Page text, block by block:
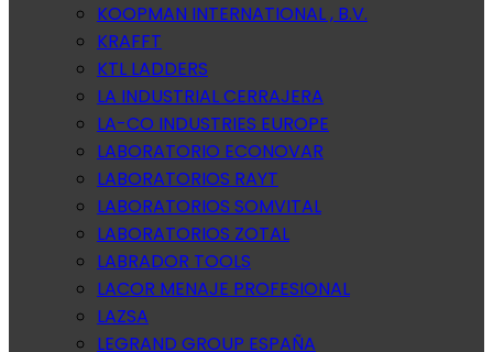
KOOPMAN INTERNATIONAL , B.V.
KRAFFT
KTL LADDERS
LA INDUSTRIAL CERRAJERA
LA-CO INDUSTRIES EUROPE
LABORATORIO ECONOVAR
LABORATORIOS RAYT
LABORATORIOS SOMVITAL
LABORATORIOS ZOTAL
LABRADOR TOOLS
LACOR MENAJE PROFESIONAL
LAZSA
LEGRAND GROUP ESPAÑA